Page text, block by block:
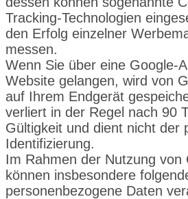
Tracking-Technologien
den Erfolg einzelner
messen.
Wenn Sie über eine Google-
Website gelangen, wird von
auf Ihrem Endgerät
verliert in der Regel nach 90
Gültigkeit und dient nicht der
Identifizierung.
Im Rahmen der Nutzung von
können insbesondere
personenbezogene Daten